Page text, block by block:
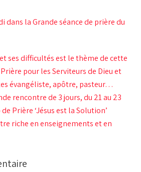
dans la Grande séance de prière du
ses difficultés est le thème de cette
pour les Serviteurs de Dieu et
évangéliste, apôtre, pasteur…
rencontre de 3 jours, du 21 au 23
Prière ‘Jésus est la Solution’
riche en enseignements et en